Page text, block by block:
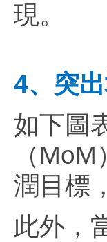
現。
4、突
如下圖
（
潤目標
此外，